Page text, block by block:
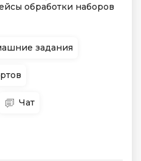
обработки наборов
задания
Чат